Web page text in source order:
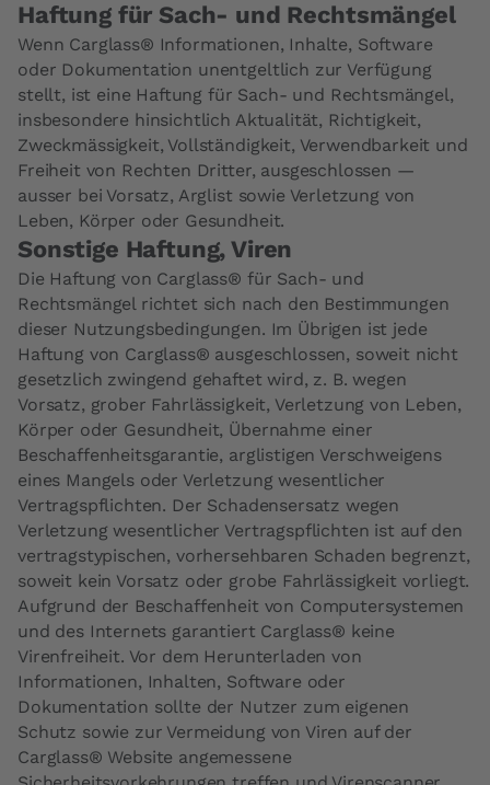
Haftung für Sach- und Rechtsmängel
Wenn Carglass® Informationen, Inhalte, Software
oder Dokumentation unentgeltlich zur Verfügung
stellt, ist eine Haftung für Sach- und Rechtsmängel,
insbesondere hinsichtlich Aktualität, Richtigkeit,
Zweckmässigkeit, Vollständigkeit, Verwendbarkeit und
Freiheit von Rechten Dritter, ausgeschlossen —
ausser bei Vorsatz, Arglist sowie Verletzung von
Leben, Körper oder Gesundheit.
Sonstige Haftung, Viren
Die Haftung von Carglass® für Sach- und
Rechtsmängel richtet sich nach den Bestimmungen
dieser Nutzungsbedingungen. Im Übrigen ist jede
Haftung von Carglass® ausgeschlossen, soweit nicht
gesetzlich zwingend gehaftet wird, z. B. wegen
Vorsatz, grober Fahrlässigkeit, Verletzung von Leben,
Körper oder Gesundheit, Übernahme einer
Beschaffenheitsgarantie, arglistigen Verschweigens
eines Mangels oder Verletzung wesentlicher
Vertragspflichten. Der Schadensersatz wegen
Verletzung wesentlicher Vertragspflichten ist auf den
vertragstypischen, vorhersehbaren Schaden begrenzt,
soweit kein Vorsatz oder grobe Fahrlässigkeit vorliegt.
Aufgrund der Beschaffenheit von Computersystemen
und des Internets garantiert Carglass® keine
Virenfreiheit. Vor dem Herunterladen von
Informationen, Inhalten, Software oder
Dokumentation sollte der Nutzer zum eigenen
Schutz sowie zur Vermeidung von Viren auf der
Carglass® Website angemessene